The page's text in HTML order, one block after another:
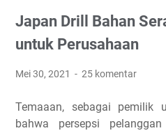
Japan Drill Bahan
untuk Perusahaan
Mei 30, 2021 25 komentar
Temaaan, sebagai pemilik
bahwa persepsi